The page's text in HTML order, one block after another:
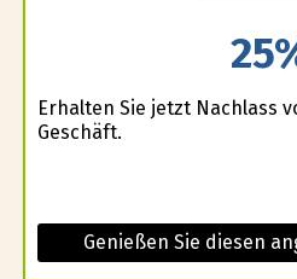
Erhalten Sie jetzt Nachlass
Geschäft.
Genießen Sie diesen